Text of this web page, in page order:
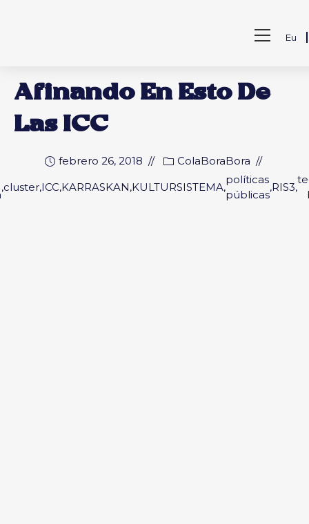
Ver
menú
Eu
Afinando En Esto De
Las ICC
febrero 26, 2018 ColaBoraBora
,cluster,ICC,KARRASKAN,KULTURSISTEMA,
políticas
públicas
,RIS3,